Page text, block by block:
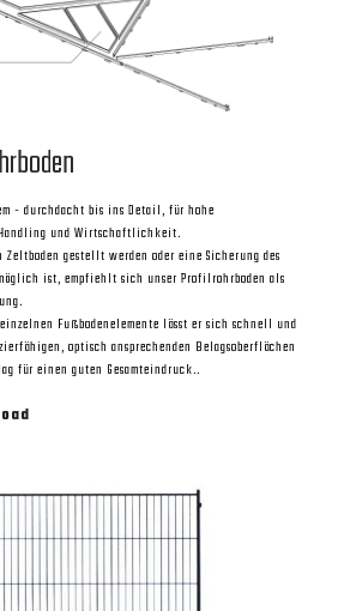
System
- durchdacht bis ins Detail, für hohe
und Wirtschaftlichkeit.
gestellt werden oder eine Sicherung des
ist, empfiehlt sich unser Profilrohrboden als
einzelnen Fußbodenelemente lässt er sich schnell und
optisch ansprechenden Belagsoberflächen
für einen guten Gesamteindruck..
für Ihre Veranstaltung?
für Sie.
- durchdacht bis ins Detail, für hohe
und Wirtschaftlichkeit.
Zeltboden gestellt werden oder eine Sicherung des
ist, empfiehlt sich unser Profilrohrboden als
Fußbodenelemente lässt er sich schnell und
optisch ansprechenden Belagsoberflächen
für einen guten Gesamteindruck..